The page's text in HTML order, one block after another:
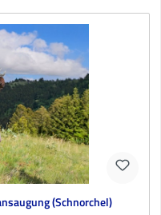
(Schnorchel)